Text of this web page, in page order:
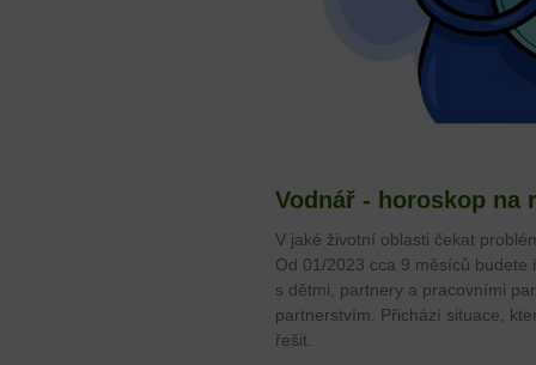
Vodnář - horoskop na
V jaké životní oblasti čekat
Od 01/2023 cca 9 měsíců budete
s dětmi, partnery a pracovními
partnerstvím. Přichází situace,
řešit.